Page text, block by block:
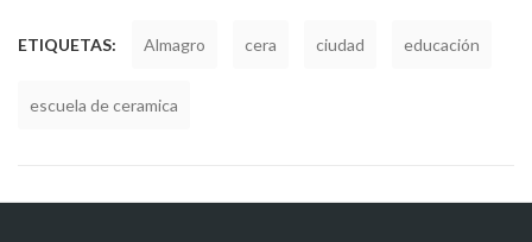
ETIQUETAS: Almagro cera ciudad educación
escuela de ceramica